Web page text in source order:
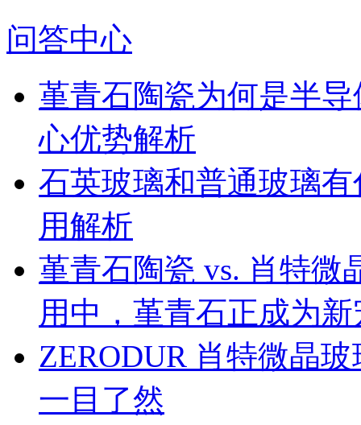
问答中心
堇青石陶瓷为何是半
心优势解析
石英玻璃和普通玻璃
用解析
堇青石陶瓷 vs. 肖特微
用中，堇青石正成为
ZERODUR 肖特微晶
一目了然